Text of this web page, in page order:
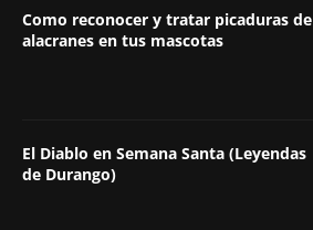
Como reconocer y tratar picaduras de
alacranes en tus mascotas
El Diablo en Semana Santa (Leyendas
de Durango)